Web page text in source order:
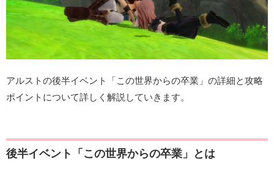
アルストの後半イベント「この世界からの卒業」の詳細と攻略
ポイントについて詳しく解説していきます。
後半イベント「この世界からの卒業」とは